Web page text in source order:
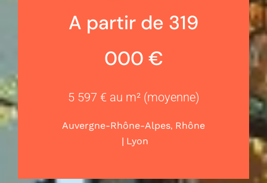
A partir de 319
000 €
5 597 € au m² (moyenne)
Auvergne-Rhône-Alpes, Rhône
| Lyon